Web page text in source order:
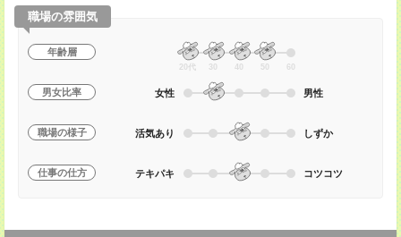
職場の雰囲気
年齢層
20代 30 40 50 60
男女比率 女性 男性
職場の様子 活気あり しずか
仕事の仕方 テキパキ コツコツ